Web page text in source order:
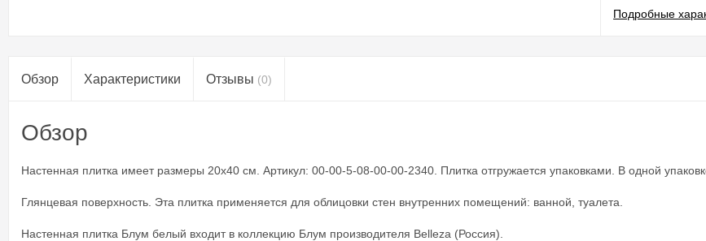
Подробные
Обзор Характеристики Отзывы (0)
Обзор
Настенная плитка имеет размеры 20x40 см. Артикул: 00-00-5-08-00-00-2340. Плитка отгружается упаковками. В одной
Глянцевая поверхность. Эта плитка применяется для облицовки стен внутренних помещений: ванной, туалета.
Настенная плитка Блум белый входит в коллекцию Блум производителя Belleza (Россия).